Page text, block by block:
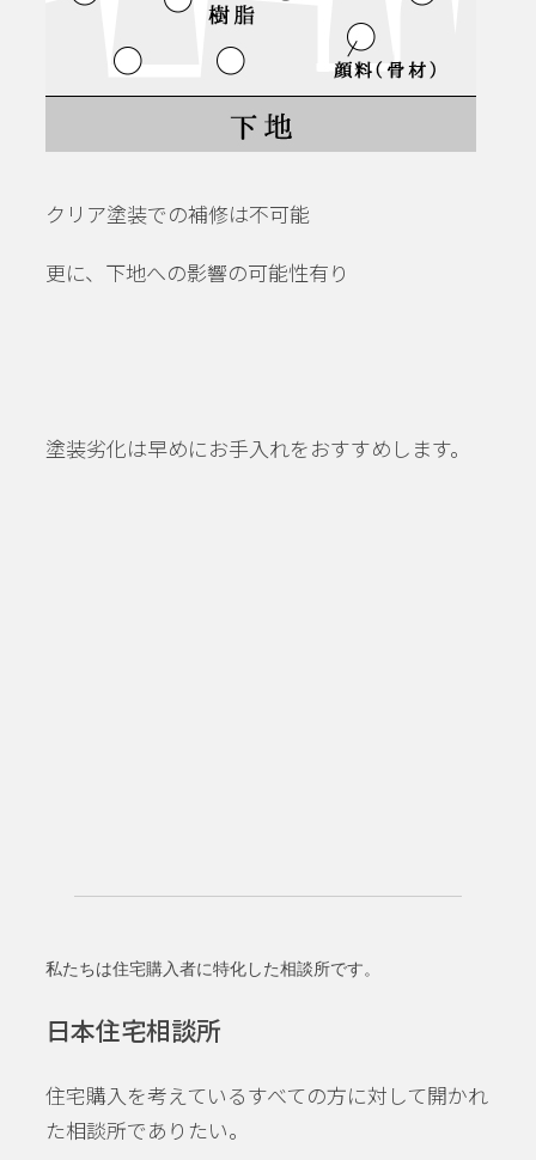
クリア塗装での補修は不可能
更に、下地への影響の可能性有り
塗装劣化は早めにお手入れをおすすめします。
私たちは住宅購入者に特化した相談所です。
日本住宅相談所
住宅購入を考えているすべての方に対して開かれ
た相談所でありたい。